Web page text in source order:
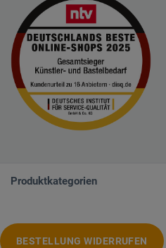
Produktkategorien
BESTELLUNG WIDERRUFEN